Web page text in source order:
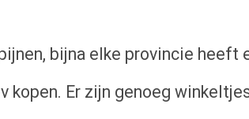
bijna elke provincie heeft
kopen. Er zijn genoeg